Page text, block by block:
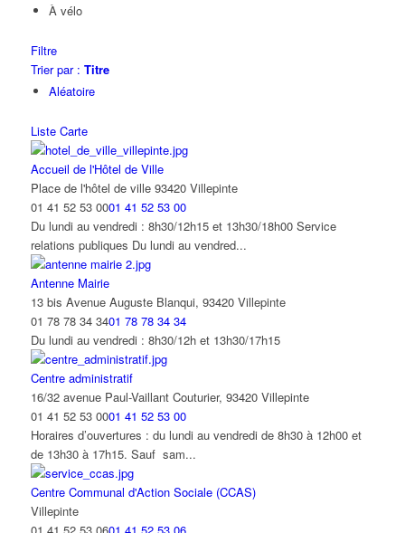
À vélo
Filtre
Trier par : Titre
Aléatoire
Liste Carte
Accueil de l'Hôtel de Ville
Place de l'hôtel de ville 93420 Villepinte
01 41 52 53 0001 41 52 53 00
Du lundi au vendredi : 8h30/12h15 et 13h30/18h00 Service
relations publiques Du lundi au vendred...
Antenne Mairie
13 bis Avenue Auguste Blanqui, 93420 Villepinte
01 78 78 34 3401 78 78 34 34
Du lundi au vendredi : 8h30/12h et 13h30/17h15
Centre administratif
16/32 avenue Paul-Vaillant Couturier, 93420 Villepinte
01 41 52 53 0001 41 52 53 00
Horaires d’ouvertures : du lundi au vendredi de 8h30 à 12h00 et
de 13h30 à 17h15. Sauf sam...
Centre Communal d'Action Sociale (CCAS)
Villepinte